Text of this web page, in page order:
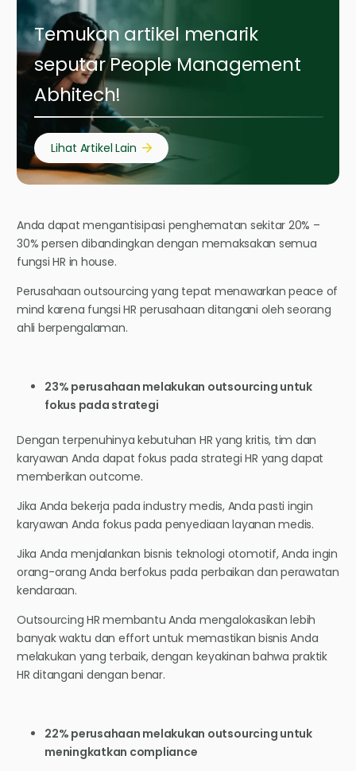
Temukan artikel menarik
seputar People Management
Abhitech!
Lihat Artikel Lain
Anda dapat mengantisipasi penghematan sekitar 20% –
30% persen dibandingkan dengan memaksakan semua
fungsi HR in house.
Perusahaan outsourcing yang tepat menawarkan peace of
mind karena fungsi HR perusahaan ditangani oleh seorang
ahli berpengalaman.
23% perusahaan melakukan outsourcing untuk
fokus pada strategi
Dengan terpenuhinya kebutuhan HR yang kritis, tim dan
karyawan Anda dapat fokus pada strategi HR yang dapat
memberikan outcome.
Jika Anda bekerja pada industry medis, Anda pasti ingin
karyawan Anda fokus pada penyediaan layanan medis.
Jika Anda menjalankan bisnis teknologi otomotif, Anda ingin
orang-orang Anda berfokus pada perbaikan dan perawatan
kendaraan.
Outsourcing HR membantu Anda mengalokasikan lebih
banyak waktu dan effort untuk memastikan bisnis Anda
melakukan yang terbaik, dengan keyakinan bahwa praktik
HR ditangani dengan benar.
22% perusahaan melakukan outsourcing untuk
meningkatkan compliance